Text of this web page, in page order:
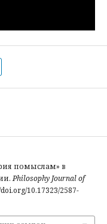
помыслам» в
Philosophy Journal of
10.17323/2587-